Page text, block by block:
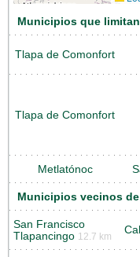
Municipios que
Tlapa de Comonfort
Tlapa de Comonfort
Metlatónoc
Municipios vecinos
San Francisco
Tlapancingo 12.7 km